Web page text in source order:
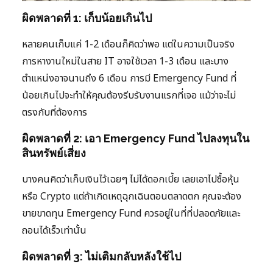
ผิดพลาดที่ 1: เก็บน้อยเกินไป
หลายคนเก็บแค่ 1-2 เดือนก็คิดว่าพอ แต่ในความเป็นจริง
การหางานใหม่ในสาย IT อาจใช้เวลา 1-3 เดือน และบาง
ตำแหน่งอาจนานถึง 6 เดือน การมี Emergency Fund ที่
น้อยเกินไปจะทำให้คุณต้องรีบรับงานแรกที่เจอ แม้ว่าจะไม่
ตรงกับที่ต้องการ
ผิดพลาดที่ 2: เอา Emergency Fund ไปลงทุนใน
สินทรัพย์เสี่ยง
บางคนคิดว่าเก็บเงินไว้เฉยๆ ไม่ได้ดอกเบี้ย เลยเอาไปซื้อหุ้น
หรือ Crypto แต่ถ้าเกิดเหตุฉุกเฉินตอนตลาดตก คุณจะต้อง
ขายขาดทุน Emergency Fund ควรอยู่ในที่ที่ปลอดภัยและ
ถอนได้เร็วเท่านั้น
ผิดพลาดที่ 3: ไม่เติมกลับหลังใช้ไป